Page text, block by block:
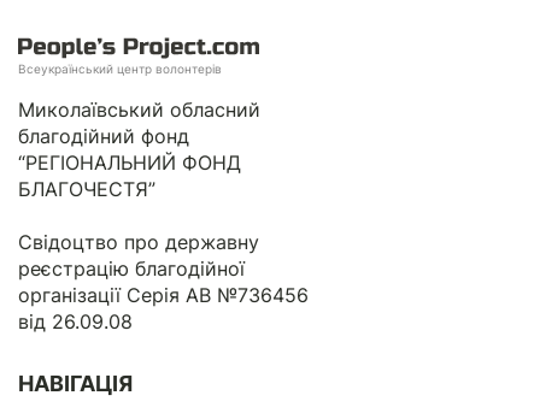
Всеукраїнський центр волонтерів
Миколаївський обласний
благодійний фонд
“РЕГІОНАЛЬНИЙ ФОНД
БЛАГОЧЕСТЯ”
Свідоцтво про державну
реєстрацію благодійної
організації Серія АВ №736456
від 26.09.08
НАВІГАЦІЯ